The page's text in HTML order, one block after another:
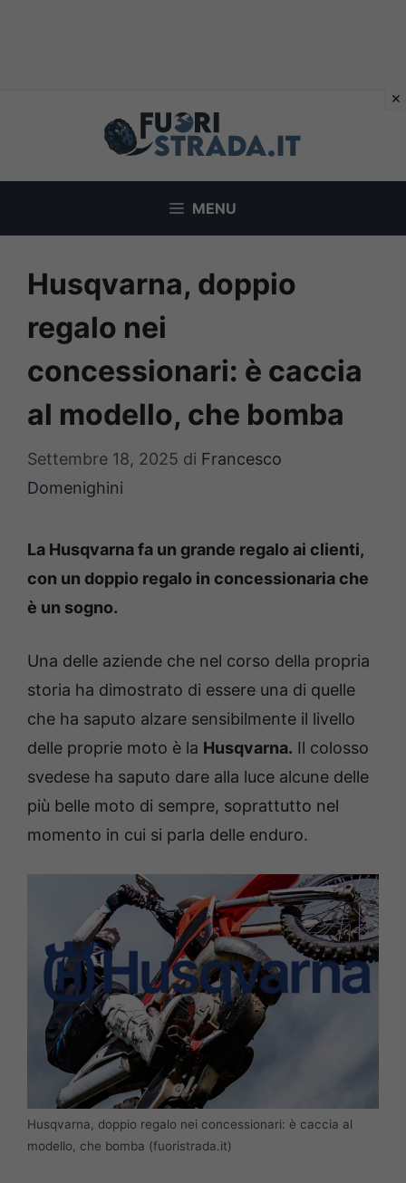
MENU
Husqvarna, doppio
regalo nei
concessionari: è caccia
al modello, che bomba
Settembre 18, 2025 di Francesco
Domenighini
La Husqvarna fa un grande regalo ai clienti,
con un doppio regalo in concessionaria che
è un sogno.
Una delle aziende che nel corso della propria
storia ha dimostrato di essere una di quelle
che ha saputo alzare sensibilmente il livello
delle proprie moto è la Husqvarna. Il colosso
svedese ha saputo dare alla luce alcune delle
più belle moto di sempre, soprattutto nel
momento in cui si parla delle enduro.
Husqvarna, doppio regalo nei concessionari: è caccia al
modello, che bomba (fuoristrada.it)